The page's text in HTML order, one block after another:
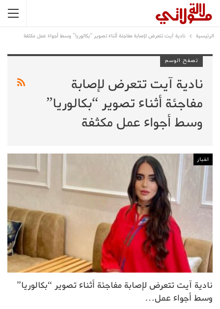
الرئيسية نادية آيت تتعرض لإصابة مفاجئة أثناء تصوير “بكالوريا” وسط أجواء عمل مكثفة
تصفح الوسم
نادية آيت تتعرض لإصابة
مفاجئة أثناء تصوير “بكالوريا”
وسط أجواء عمل مكثفة
اخبار
نادية آيت تتعرض لإصابة مفاجئة أثناء تصوير “بكالوريا”
وسط أجواء عمل…